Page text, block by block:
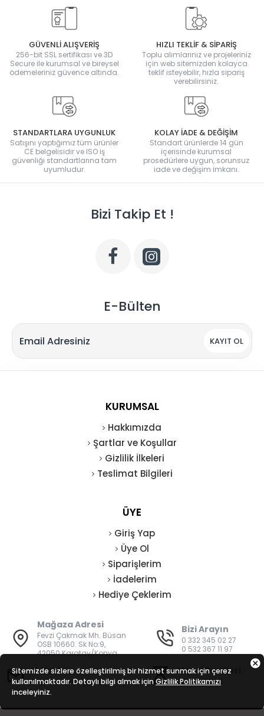
GÜVENLİ ALIŞVERİŞ
256-bit SSL sertifikası ve 3D
Secure ile kurumsal ve bireysel
ödemeleriniz güvence altında.
HIZLI TEKLİF & SİPARİŞ
Toplu alımlarınız ve projeleriniz
için web sitemizden kolayca
teklif isteyebilir, hızla sipariş
verebilirsiniz.
STANDARTLARA UYGUNLUK
Satışını yaptığımız tüm ürünler
CE belgelisidir ve ISO iş
güvenliği standartlarına tam
uyumludur.
KOLAY İADE & DEĞİŞİM
Standart ürünlerde 14 gün
içerisinde kurumsal
prosedürlere uygun, sorunsuz
iade ve değişim imkanı.
Bizi Takip Et !
E-Bülten
KAYIT OL
KURUMSAL
Hakkımızda
Şartlar ve Koşullar
Gizlilik İlkeleri
Teslimat Bilgileri
ÜYE
Giriş Yap
Üye Ol
Siparişlerim
İadelerim
Hediye Çeklerim
Mağaza Adresi
Fevzi Çakmak Mh. Büsan
OSB 10660. Sk No:9,
42050 Karatay/Konya
Bizi Arayın
0 332 345 02 27
0 532 367 11 97
E-Posta
bilgi@vatanisguvenligi.com
Mesai Saatleri
08:00 - 19:00
Sitemizde sizlere özelleştirilmiş bir hizmet sunmak için çerez
kullanılmaktadır. Detaylı bilgi almak için Gizlilik Politikamızı
inceleyiniz.